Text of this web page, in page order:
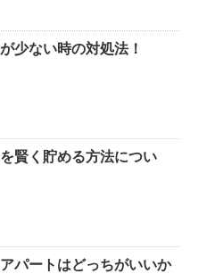
少ない時の対処法！
賢く貯める方法につい
パートはどっちがいいか